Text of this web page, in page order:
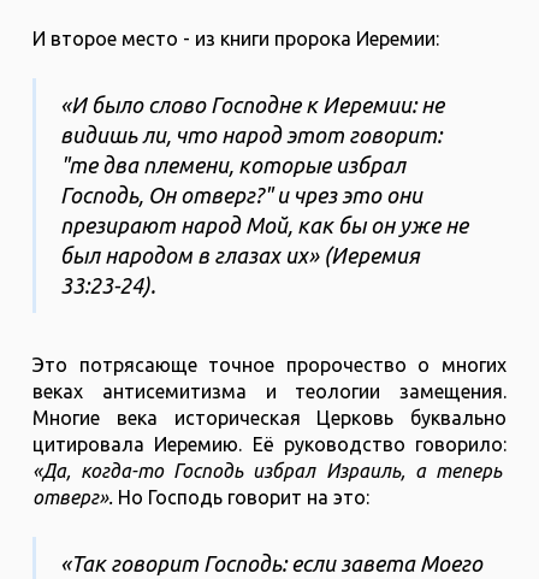
И второе место - из книги пророка Иеремии:
«И было слово Господне к Иеремии: не
видишь ли, что народ этот говорит:
"те два племени, которые избрал
Господь, Он отверг?" и чрез это они
презирают народ Мой, как бы он уже не
был народом в глазах их» (Иеремия
33:23-24).
Это потрясающе точное пророчество о многих
веках антисемитизма и теологии замещения.
Многие века историческая Церковь буквально
цитировала Иеремию. Её руководство говорило:
«Да, когда-то Господь избрал Израиль, а теперь
отверг».Но Господь говорит на это:
«Так говорит Господь: если завета Моего